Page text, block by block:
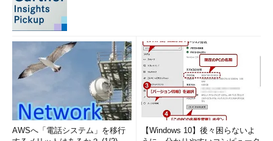
AWSへ「電話システム」を移行
【Windows 10】後々困らないよ